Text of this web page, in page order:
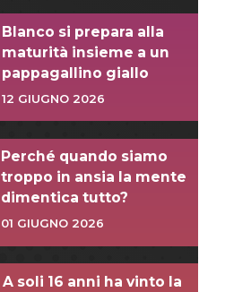
Blanco si prepara alla
maturità insieme a un
pappagallino giallo
12 GIUGNO 2026
Perché quando siamo
troppo in ansia la mente
dimentica tutto?
01 GIUGNO 2026
A soli 16 anni ha vinto la